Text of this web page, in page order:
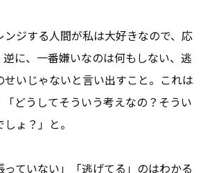
ンジする人間が私は大好きなので、応
に、一番嫌いなのは何もしない、逃
せいじゃないと言い出すこと。これは
どうしてそういう考えなの？そうい
ょ？」と。
っていない」「逃げてる」のはわかる